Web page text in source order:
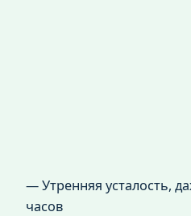
— Утренняя усталость,
часов